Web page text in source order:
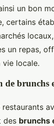
un bon
certains
un repas,
locale.
de brunchs
des brunchs